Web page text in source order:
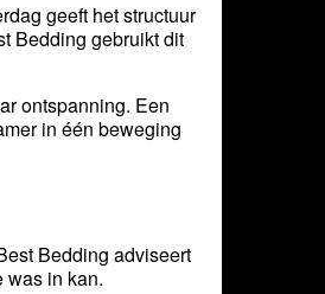
geeft het structuur
Bedding gebruikt dit
ontspanning. Een
in één beweging
Bedding adviseert
was in kan.